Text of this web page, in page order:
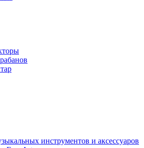
инструментов и аксессуаров